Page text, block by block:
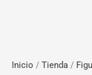
Inicio / Tienda /